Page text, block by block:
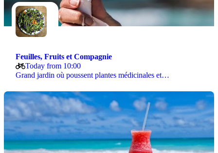
Feuilles, Fruits et Compagnie
Today from 10:00
Grand jardin où poussent plantes médicinales et…